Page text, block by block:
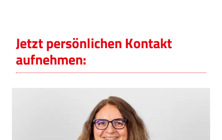
Jetzt persönlichen Kontakt
aufnehmen: